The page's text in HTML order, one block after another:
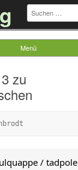
Suchen
nach:
Menü
zu
/ tadpole